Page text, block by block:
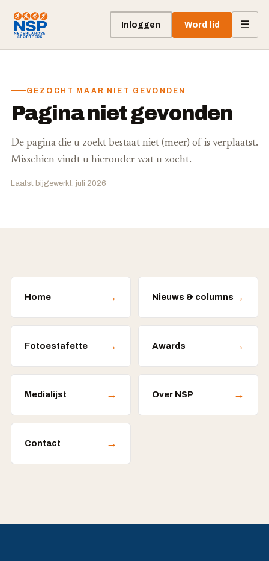
Inloggen Word lid ☰
GEZOCHT MAAR NIET GEVONDEN
Pagina niet gevonden
De pagina die u zoekt bestaat niet (meer) of is verplaatst.
Misschien vindt u hieronder wat u zocht.
Laatst bijgewerkt: juli 2026
Home → Nieuws & columns →
Fotoestafette → Awards →
Medialijst → Over NSP →
Contact →